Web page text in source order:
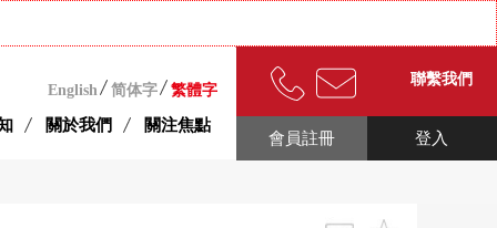
English 简体字 繁體字
關於我們 關注焦點
聯繫我們
登入
會員註冊